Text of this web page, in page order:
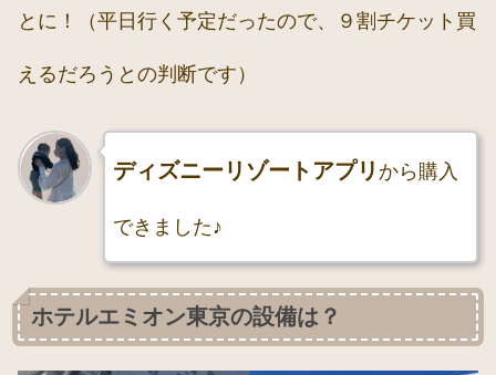
とに！（平日行く予定だったので、９割チケット買
えるだろうとの判断です）
ディズニーリゾートアプリ から購入
できました♪
ホテルエミオン東京の設備は？